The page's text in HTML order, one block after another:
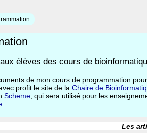
élèves des cours de
de mon cours de programmation
profit le site de la Chaire de
Scheme, qui sera utilisé pour les
Les